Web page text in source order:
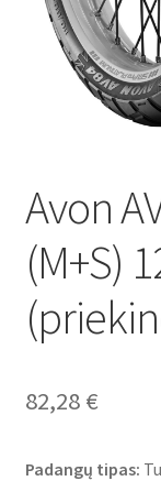
Avon
(M+S)
82,28 €
Padangų tipas: